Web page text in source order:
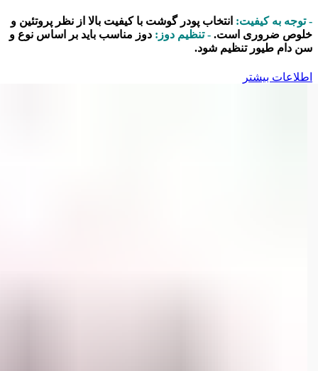
- توجه به کیفیت: انتخاب پودر گوشت با کیفیت بالا از نظر پروتئین و
خلوص ضروری است. - تنظیم دوز: دوز مناسب باید بر اساس نوع و
سن دام طیور تنظیم شود.
اطلاعات بیشتر